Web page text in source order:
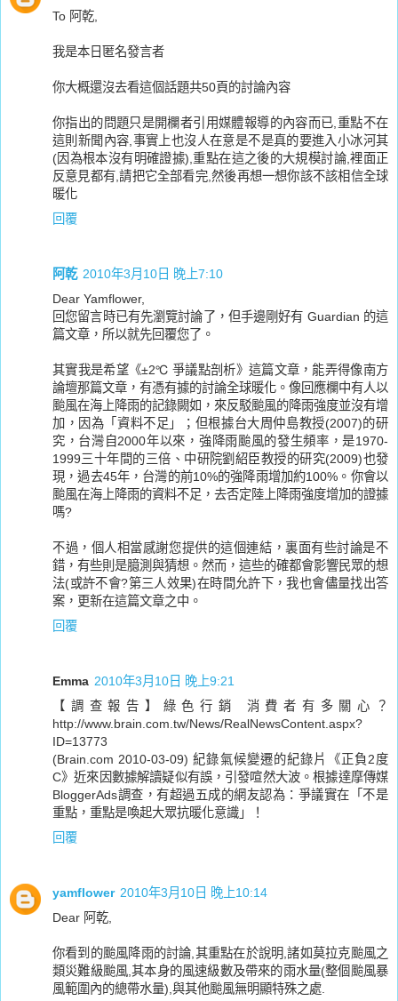
To 阿乾,
我是本日匿名發言者
你大概還沒去看這個話題共50頁的討論內容
你指出的問題只是開欄者引用媒體報導的內容而已,重點不在
這則新聞內容,事實上也沒人在意是不是真的要進入小冰河其
(因為根本沒有明確證據),重點在這之後的大規模討論,裡面正
反意見都有,請把它全部看完,然後再想一想你該不該相信全球
暖化
回覆
阿乾 2010年3月10日 晚上7:10
Dear Yamflower,
回您留言時已有先瀏覽討論了，但手邊剛好有 Guardian 的這
篇文章，所以就先回覆您了。
其實我是希望《±2℃ 爭議點剖析》這篇文章，能弄得像南方
論壇那篇文章，有憑有據的討論全球暖化。像回應欄中有人以
颱風在海上降雨的記錄闕如，來反駁颱風的降雨強度並沒有增
加，因為「資料不足」；但根據台大周仲島教授(2007)的研
究，台灣自2000年以來，強降雨颱風的發生頻率，是1970-
1999三十年間的三倍、中研院劉紹臣教授的研究(2009)也發
現，過去45年，台灣的前10%的強降雨增加約100%。你會以
颱風在海上降雨的資料不足，去否定陸上降雨強度增加的證據
嗎?
不過，個人相當感謝您提供的這個連結，裏面有些討論是不
錯，有些則是臆測與猜想。然而，這些的確都會影響民眾的想
法(或許不會?第三人效果)在時間允許下，我也會儘量找出答
案，更新在這篇文章之中。
回覆
Emma 2010年3月10日 晚上9:21
【調查報告】綠色行銷 消費者有多關心？
http://www.brain.com.tw/News/RealNewsContent.aspx?
ID=13773
(Brain.com 2010-03-09) 紀錄氣候變遷的紀錄片《正負2度
C》近來因數據解讀疑似有誤，引發喧然大波。根據達摩傳媒
BloggerAds調查，有超過五成的網友認為：爭議實在「不是
重點，重點是喚起大眾抗暖化意識」！
回覆
yamflower 2010年3月10日 晚上10:14
Dear 阿乾,
你看到的颱風降雨的討論,其重點在於說明,諸如莫拉克颱風之
類災難級颱風,其本身的風速級數及帶來的雨水量(整個颱風暴
風範圍內的總帶水量),與其他颱風無明顯特殊之處.